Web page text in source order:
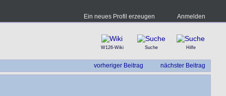
Ein neues Profil erzeugen Anmelden
W126-Wiki Suche Hilfe
vorheriger Beitrag nächster Beitrag